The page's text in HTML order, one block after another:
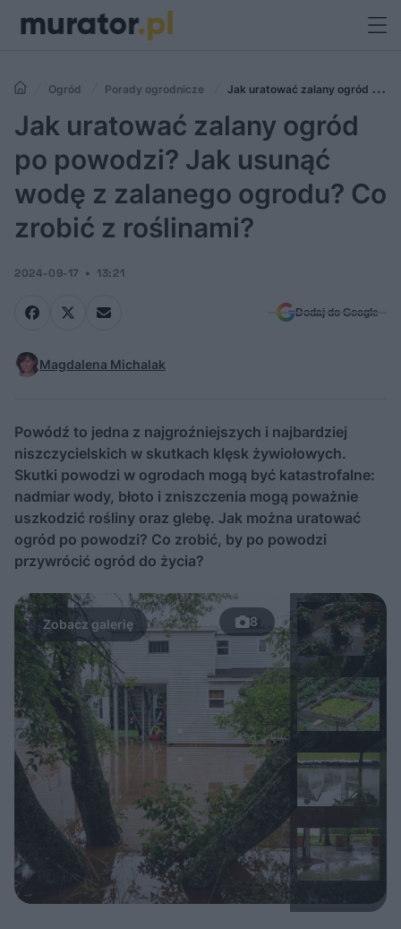
Ogród Porady ogrodnicze
Jak uratować zalany ogród po
powodzi? Jak usunąć wodę z zalanego ogrodu? Co zrobić z roślinami?
Jak uratować zalany ogród
po powodzi? Jak usunąć
wodę z zalanego ogrodu? Co
zrobić z roślinami?
2024-09-17 13:21
Dodaj do Google
Magdalena Michalak
Powódź to jedna z najgroźniejszych i najbardziej
niszczycielskich w skutkach klęsk żywiołowych.
Skutki powodzi w ogrodach mogą być katastrofalne:
nadmiar wody, błoto i zniszczenia mogą poważnie
uszkodzić rośliny oraz glebę. Jak można uratować
ogród po powodzi? Co zrobić, by po powodzi
przywrócić ogród do życia?
8